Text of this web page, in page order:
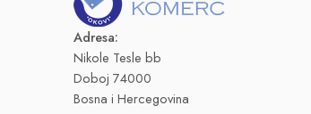
Adresa:
Nikole Tesle bb
Doboj 74000
Bosna i Hercegovina